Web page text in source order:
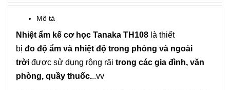
Mô tả
Nhiệt ẩm kế cơ học Tanaka TH108 là thiết
bị đo độ ẩm và nhiệt độ trong phòng và ngoài
trời được sử dụng rộng rãi trong các gia đình, văn
phòng, quầy thuốc...vv